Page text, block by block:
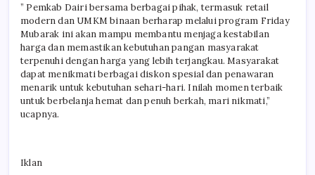
” Pemkab Dairi bersama berbagai pihak, termasuk retail
modern dan UMKM binaan berharap melalui program Friday
Mubarak ini akan mampu membantu menjaga kestabilan
harga dan memastikan kebutuhan pangan masyarakat
terpenuhi dengan harga yang lebih terjangkau. Masyarakat
dapat menikmati berbagai diskon spesial dan penawaran
menarik untuk kebutuhan sehari-hari. Inilah momen terbaik
untuk berbelanja hemat dan penuh berkah, mari nikmati,”
ucapnya.
Iklan